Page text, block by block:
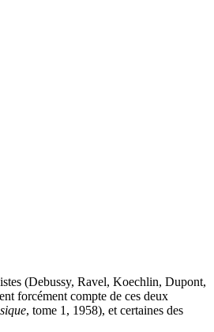
(Debussy, Ravel, Koechlin, Dupont,
forcément compte de ces deux
, tome 1, 1958), et certaines des